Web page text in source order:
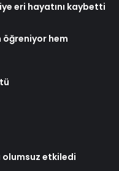
eri hayatını kaybetti
öğreniyor hem
olumsuz etkiledi